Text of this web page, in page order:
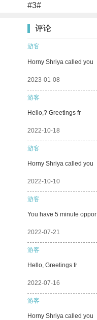
#3#
评论
游客
Horny Shriya called you
2023-01-08
游客
Hello,? Greetings fr
2022-10-18
游客
Horny Shriya called you
2022-10-10
游客
You have 5 minute oppor
2022-07-21
游客
Hello, Greetings fr
2022-07-16
游客
Horny Shriya called you